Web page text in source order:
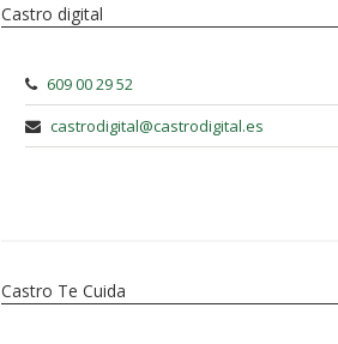
Castro digital
609 00 29 52
castrodigital@castrodigital.es
Castro Te Cuida